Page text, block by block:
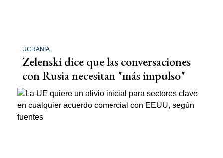
UCRANIA
Zelenski dice que las conversaciones
con Rusia necesitan "más impulso"